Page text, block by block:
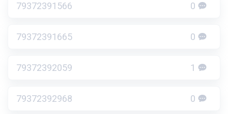
79372391566 0
79372391665 0
79372392059 1
79372392968 0